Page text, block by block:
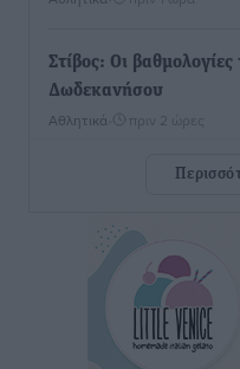
Στίβος: Οι
Δωδεκανήσου
Αθλητικά πριν 2 ώρες
Νέες ταυτότητες:
Ειδήσεις πριν 2 ώρες
Στον Ιπποκράτη η
• πριν 2 ώρες